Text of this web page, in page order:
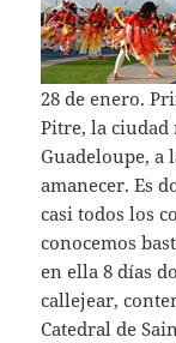
28 de enero.
Pitre, la ciudad
Guadeloupe, a
amanecer. Es
casi todos los
conocemos
en ella 8 días
callejear,
Catedral de